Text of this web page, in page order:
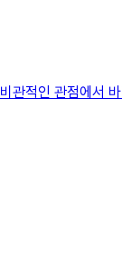
관적인 관점에서